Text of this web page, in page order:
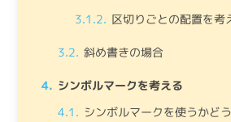
区切りごとの配置を考
斜め書きの場合
シンボルマークを考える
シンボルマークを使うかど